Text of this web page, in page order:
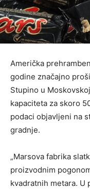
Američka
godine značajno
Stupino u
kapaciteta za skoro
podaci objavljeni na
gradnje.
„Marsova fabrika
proizvodnim
kvadratnih metara. U